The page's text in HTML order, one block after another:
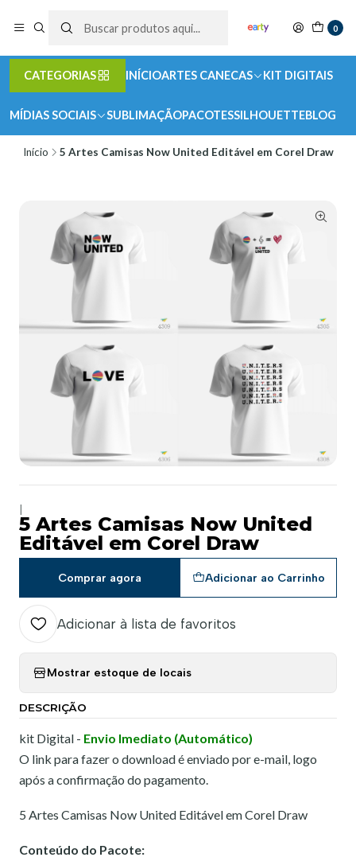
0
CATEGORIAS INÍCIOARTES CANECAS KIT DIGITAIS
MÍDIAS SOCIAIS SUBLIMAÇÃOPACOTESSILHOUETTEBLOG
Início 5 Artes Camisas Now United Editável em Corel Draw
5 Artes Camisas Now United
Editável em Corel Draw
Adicionar ao Carrinho
Comprar agora
Adicionar à lista de favoritos
Mostrar estoque de locais
DESCRIÇÃO
kit Digital - Envio Imediato (Automático)
O link para fazer o download é enviado por e-mail, logo
após a confirmação do pagamento.
5 Artes Camisas Now United Editável em Corel Draw
Conteúdo do Pacote: